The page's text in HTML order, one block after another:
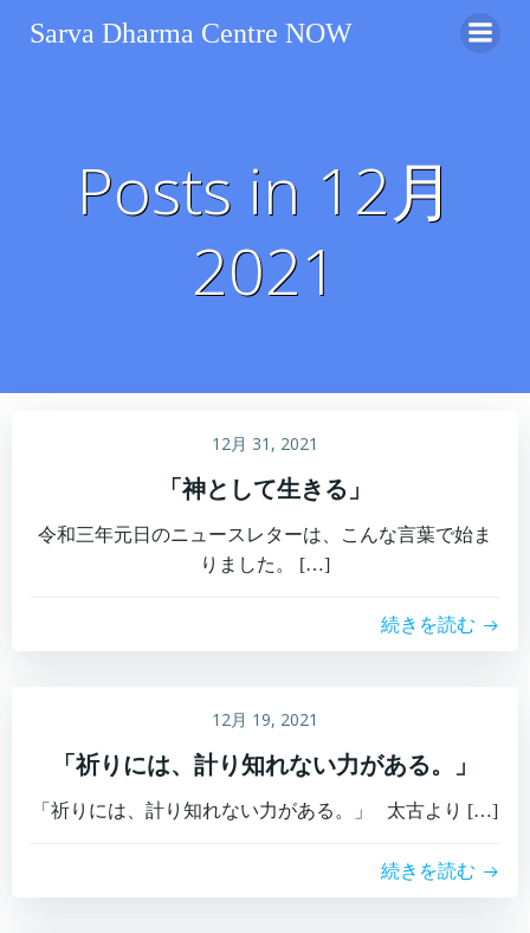
ン
ス
キ
Sarva Dharma Centre NOW
Posts in 12月
2021
12月 31, 2021
「神として生きる」
令和三年元日のニュースレターは、こんな言葉で始ま
りました。 […]
続きを読む
12月 19, 2021
「祈りには、計り知れない力がある。」
「祈りには、計り知れない力がある。」 太古より […]
続きを読む